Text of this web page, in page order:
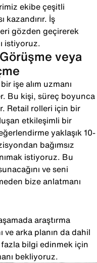
ekibe çeşitli
kazandırır. İş
gözden geçirerek
istiyoruz.
veya
işe alım uzmanı
Bu kişi, süreç boyunca
Retail rolleri için bir
etkileşimli bir
yaklaşık 10-
bağımsız
istiyoruz. Bu
ve seni
bize anlatmanı
araştırma
ve arka planın da dahil
bilgi edinmek için
bekliyoruz.